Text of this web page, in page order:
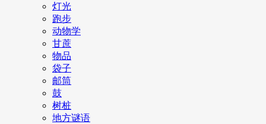
灯光
跑步
动物学
甘蔗
物品
袋子
邮筒
鼓
树桩
地方谜语